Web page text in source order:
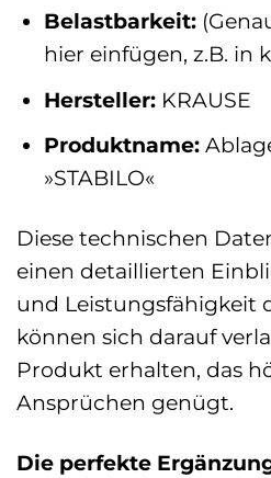
Belastbarkeit:
hier einfügen, z.B. in
Hersteller:KRAUSE
Produktname:
»STABILO«
Diese technischen
einen detaillierten
und Leistungsfähigkeit
können sich darauf
Produkt erhalten, das
Ansprüchen genügt.
Die perfekte